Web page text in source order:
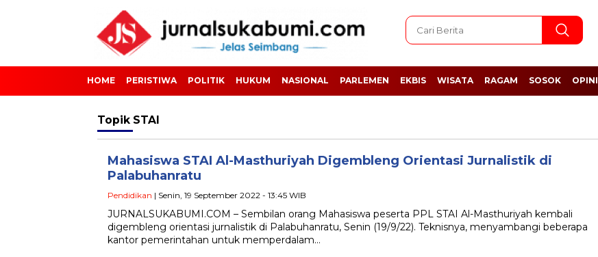
HOME PERISTIWA POLITIK HUKUM NASIONAL PARLEMEN EKBIS WISATA RAGAM SOSOK OPINI
Topik STAI
Mahasiswa STAI Al-Masthuriyah Digembleng Orientasi Jurnalistik di
Palabuhanratu
Pendidikan | Senin, 19 September 2022 - 13:45 WIB
JURNALSUKABUMI.COM – Sembilan orang Mahasiswa peserta PPL STAI Al-Masthuriyah kembali
digembleng orientasi jurnalistik di Palabuhanratu, Senin (19/9/22). Teknisnya, menyambangi beberapa
kantor pemerintahan untuk memperdalam…